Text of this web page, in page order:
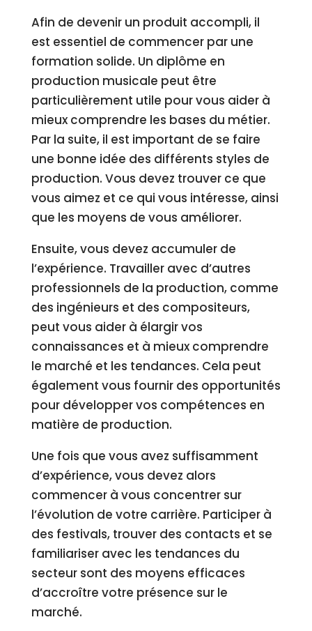
Afin de devenir un produit accompli, il
est essentiel de commencer par une
formation solide. Un diplôme en
production musicale peut être
particulièrement utile pour vous aider à
mieux comprendre les bases du métier.
Par la suite, il est important de se faire
une bonne idée des différents styles de
production. Vous devez trouver ce que
vous aimez et ce qui vous intéresse, ainsi
que les moyens de vous améliorer.
Ensuite, vous devez accumuler de
l’expérience. Travailler avec d’autres
professionnels de la production, comme
des ingénieurs et des compositeurs,
peut vous aider à élargir vos
connaissances et à mieux comprendre
le marché et les tendances. Cela peut
également vous fournir des opportunités
pour développer vos compétences en
matière de production.
Une fois que vous avez suffisamment
d’expérience, vous devez alors
commencer à vous concentrer sur
l’évolution de votre carrière. Participer à
des festivals, trouver des contacts et se
familiariser avec les tendances du
secteur sont des moyens efficaces
d’accroître votre présence sur le
marché.